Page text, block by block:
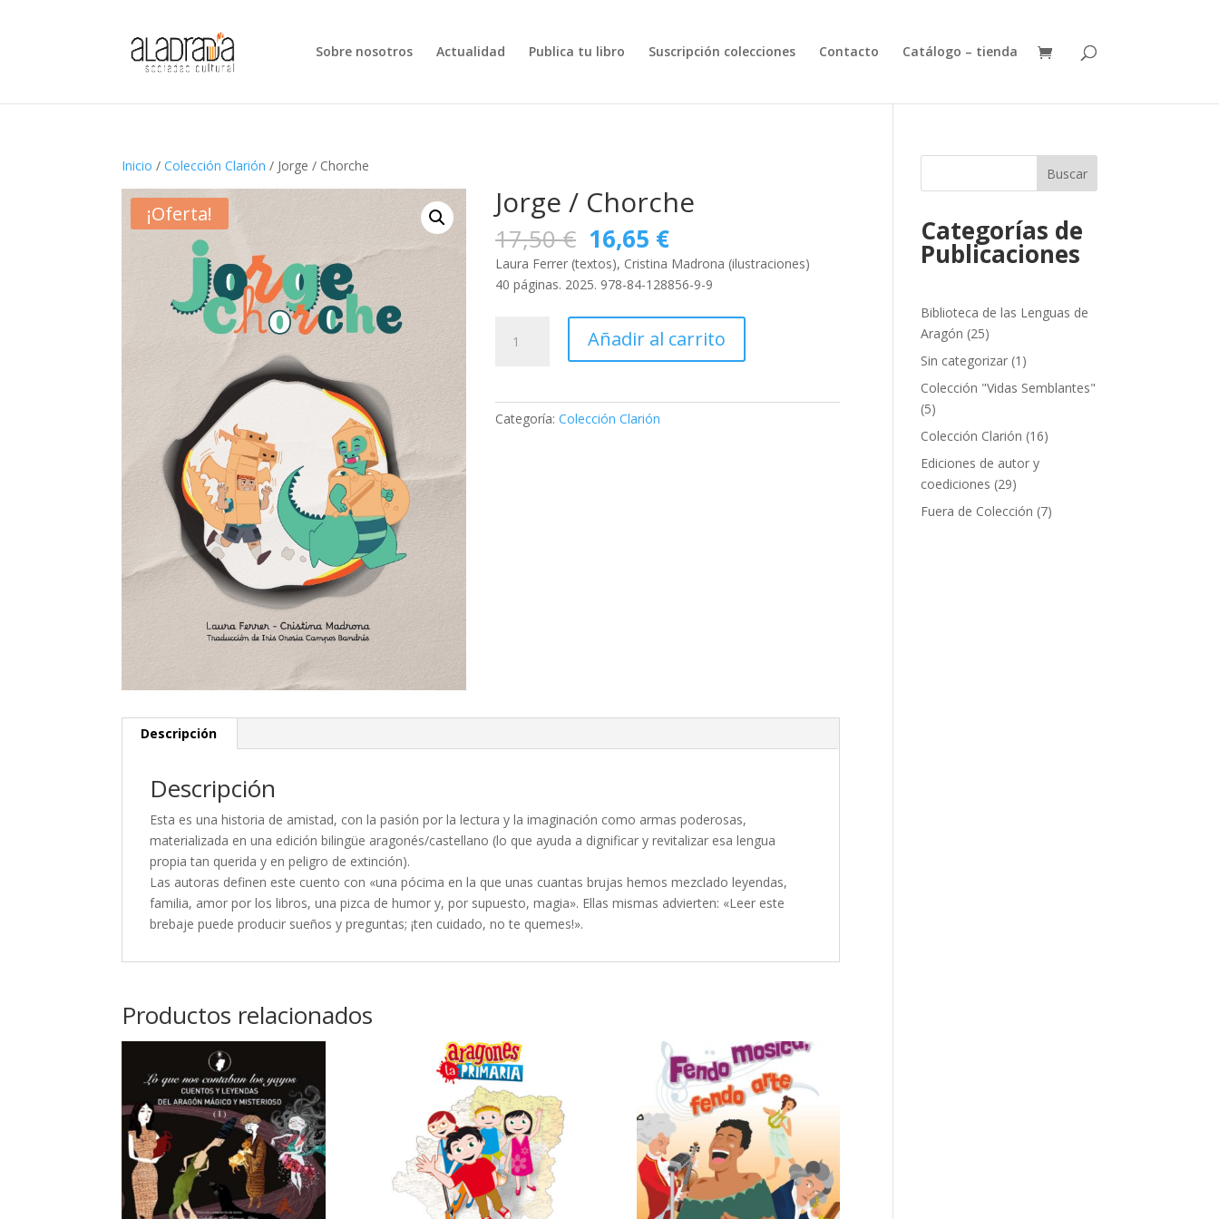
Sobre nosotros Actualidad Publica tu libro Suscripción colecciones Contacto Catálogo – tienda
Inicio /Colección Clarión / Jorge / Chorche
¡Oferta! Jorge / Chorche
17,50€ El
precio
original
era:
17,50 €.
16,65 €El
precio
actual
es:
16,65 €.
Laura Ferrer (textos), Cristina Madrona (ilustraciones)
40 páginas. 2025. 978-84-128856-9-9
Añadir al carrito
Categoría:Colección Clarión
Descripción
Descripción
Esta es una historia de amistad, con la pasión por la lectura y la imaginación como armas poderosas,
materializada en una edición bilingüe aragonés/castellano (lo que ayuda a dignificar y revitalizar esa lengua
propia tan querida y en peligro de extinción).
Las autoras definen este cuento con «una pócima en la que unas cuantas brujas hemos mezclado leyendas,
familia, amor por los libros, una pizca de humor y, por supuesto, magia». Ellas mismas advierten: «Leer este
brebaje puede producir sueños y preguntas; ¡ten cuidado, no te quemes!».
Productos relacionados
Buscar
Categorías de
Publicaciones
Biblioteca de las Lenguas de
Aragón 2525
productos
Sin categorizar 1 1
producto
Colección "Vidas Semblantes"
55
productos
Colección Clarión 1616
Ediciones de autor y
coediciones 2929
productos
Fuera de Colección 77